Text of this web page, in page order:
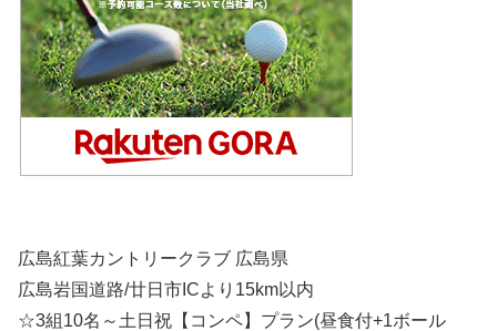
広島紅葉カントリークラブ 広島県
広島岩国道路/廿日市ICより15km以内
☆3組10名～土日祝【コンペ】プラン(昼食付+1ボール